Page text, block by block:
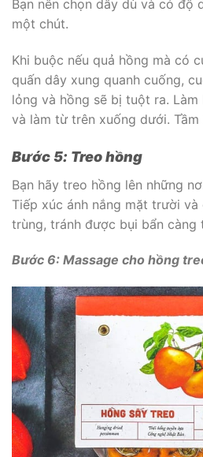
Bạn nên chọn dây dù và có độ
một chút.
Khi buộc nếu quả hồng mà có
quấn dây xung quanh cuống,
lỏng và hồng sẽ bị tuột ra.
và làm từ trên xuống dưới.
Bước 5: Treo hồng
Bạn hãy treo hồng lên những
Tiếp xúc ánh nắng mặt trười
trùng, tránh được bụi bẩn càng
Bước 6: Massage cho hồng